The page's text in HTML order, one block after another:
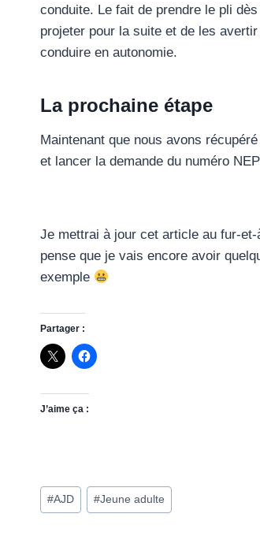
conduite. Le fait de prendre le pli
projeter pour la suite et de les
conduire en autonomie.
La prochaine étape
Maintenant que nous avons
et lancer la demande du numéro
Je mettrai à jour cet article au fur-
pense que je vais encore avoir
exemple
Partager :
J’aime ça :
Étiquettes
de
#AJD #Jeune adulte